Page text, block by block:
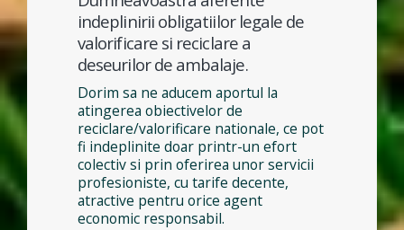
indeplinirii obligatiilor legale de
valorificare si reciclare a
deseurilor de ambalaje.
Dorim sa ne aducem aportul la
atingerea obiectivelor de
reciclare/valorificare nationale, ce pot
fi indeplinite doar printr-un efort
colectiv si prin oferirea unor servicii
profesioniste, cu tarife decente,
atractive pentru orice agent
economic responsabil.